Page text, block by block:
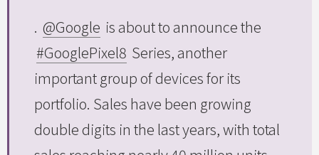
. @Google is about to announce the
#GooglePixel8 Series, another
important group of devices for its
portfolio. Sales have been growing
double digits in the last years, with total